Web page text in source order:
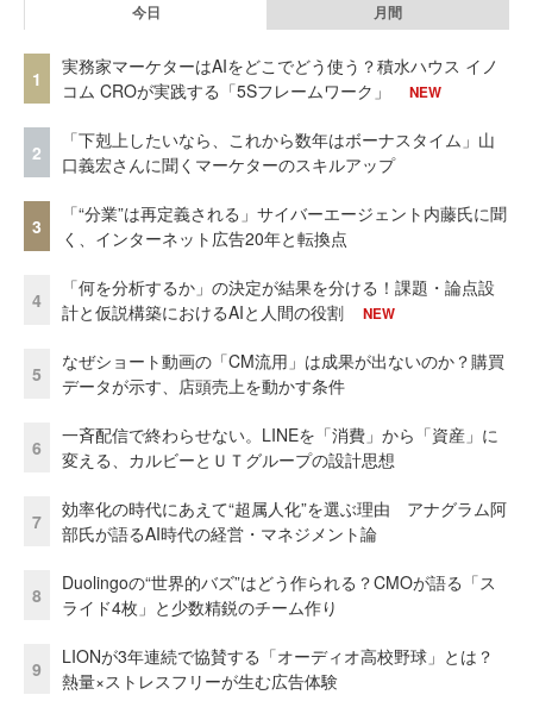
今日 月間
1
実務家マーケターはAIをどこでどう使う？積水ハウス イノ
コム CROが実践する「5Sフレームワーク」
NEW
2
「下剋上したいなら、これから数年はボーナスタイム」山
口義宏さんに聞くマーケターのスキルアップ
3
「“分業”は再定義される」サイバーエージェント内藤氏に聞
く、インターネット広告20年と転換点
4
「何を分析するか」の決定が結果を分ける！課題・論点設
計と仮説構築におけるAIと人間の役割
NEW
5
なぜショート動画の「CM流用」は成果が出ないのか？購買
データが示す、店頭売上を動かす条件
6
一斉配信で終わらせない。LINEを「消費」から「資産」に
変える、カルビーとＵＴグループの設計思想
7
効率化の時代にあえて“超属人化”を選ぶ理由 アナグラム阿
部氏が語るAI時代の経営・マネジメント論
8
Duolingoの“世界的バズ”はどう作られる？CMOが語る「ス
ライド4枚」と少数精鋭のチーム作り
9
LIONが3年連続で協賛する「オーディオ高校野球」とは？
熱量×ストレスフリーが生む広告体験